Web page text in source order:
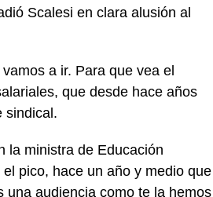
Scalesi en clara alusión al
a ir. Para que vea el
que desde hace años
sindical.
la ministra de Educación
pico, hace un año y medio que
una audiencia como te la hemos